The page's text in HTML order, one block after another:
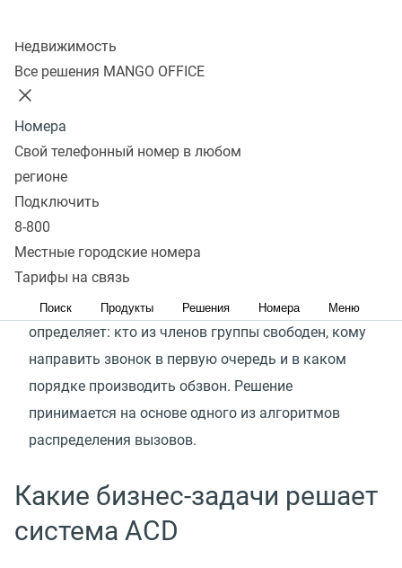
Недвижимость
Все решения MANGO OFFICE
Номера
Свой телефонный номер в любом
регионе
Подключить
8-800
Местные городские номера
Тарифы на связь
Поиск Продукты Решения Номера Меню
Получить консультацию
Виртуальная АТС MANGO OFFICE
включает в себя систему
автоматического распределения
звонков
При поступлении входящего вызова клиента ACD
определяет: кто из членов группы свободен, кому
направить звонок в первую очередь и в каком
порядке производить обзвон. Решение
принимается на основе одного из алгоритмов
распределения вызовов.
Какие бизнес-задачи решает
система ACD